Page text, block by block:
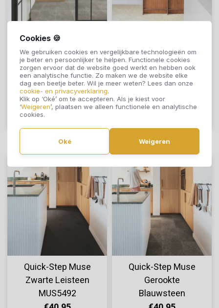
Cookies 🍪
We gebruiken cookies en vergelijkbare technologieën om
je beter en persoonlijker te helpen. Functionele cookies
zorgen ervoor dat de website goed werkt en hebben ook
een analytische functie. Zo maken we de website elke
dag een beetje beter. Wil je meer weten? Lees dan onze
cookie- en privacyverklaring.
Klik op ‘Oké’ om te accepteren. Als je kiest voor
‘Weigeren’, plaatsen we alleen functionele en analytische
cookies.
Oké Weigeren
Quick-Step Muse
Gesluierde
Blauwsteen
MUS5485
€40,95
Offerte aanvragen
Botanisch Beton
MUS5494
€40,95
Quick-Step Muse
Zwarte Leisteen
MUS5492
Quick-Step Muse
Gerookte
Blauwsteen